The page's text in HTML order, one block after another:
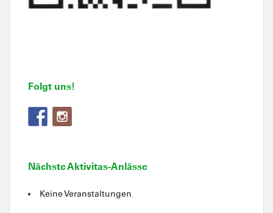
Folgt uns!
Nächste Aktivitas-Anlässe
Keine Veranstaltungen